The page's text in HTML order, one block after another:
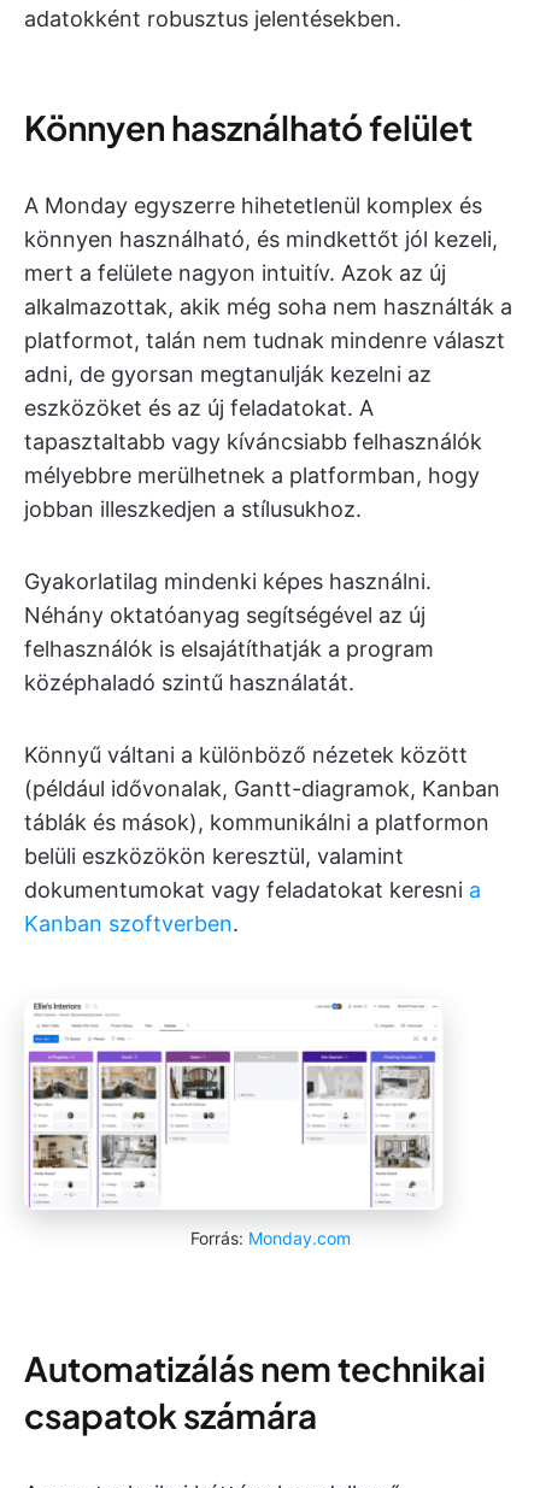
adatokként robusztus jelentésekben.
Könnyen használható felület
A Monday egyszerre hihetetlenül komplex és
könnyen használható, és mindkettőt jól kezeli,
mert a felülete nagyon intuitív. Azok az új
alkalmazottak, akik még soha nem használták a
platformot, talán nem tudnak mindenre választ
adni, de gyorsan megtanulják kezelni az
eszközöket és az új feladatokat. A
tapasztaltabb vagy kíváncsiabb felhasználók
mélyebbre merülhetnek a platformban, hogy
jobban illeszkedjen a stílusukhoz.
Gyakorlatilag mindenki képes használni.
Néhány oktatóanyag segítségével az új
felhasználók is elsajátíthatják a program
középhaladó szintű használatát.
Könnyű váltani a különböző nézetek között
(például idővonalak, Gantt-diagramok, Kanban
táblák és mások), kommunikálni a platformon
belüli eszközökön keresztül, valamint
dokumentumokat vagy feladatokat keresni a
Kanban szoftverben.
Forrás: Monday.com
Automatizálás nem technikai
csapatok számára